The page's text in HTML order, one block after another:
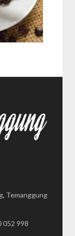
Temanggung
052 998